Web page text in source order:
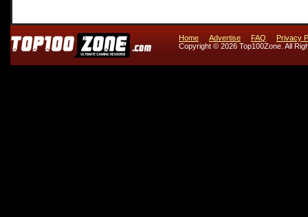
Home Advertise FAQ
Privacy
Copyright © 2026 Top100Zone. All